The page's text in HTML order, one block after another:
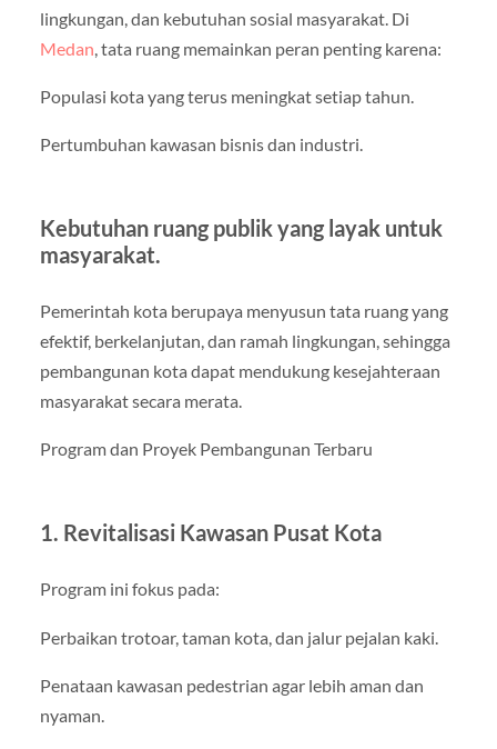
lingkungan, dan kebutuhan sosial masyarakat. Di
Medan, tata ruang memainkan peran penting karena:
Populasi kota yang terus meningkat setiap tahun.
Pertumbuhan kawasan bisnis dan industri.
Kebutuhan ruang publik yang layak untuk
masyarakat.
Pemerintah kota berupaya menyusun tata ruang yang
efektif, berkelanjutan, dan ramah lingkungan, sehingga
pembangunan kota dapat mendukung kesejahteraan
masyarakat secara merata.
Program dan Proyek Pembangunan Terbaru
1. Revitalisasi Kawasan Pusat Kota
Program ini fokus pada:
Perbaikan trotoar, taman kota, dan jalur pejalan kaki.
Penataan kawasan pedestrian agar lebih aman dan
nyaman.